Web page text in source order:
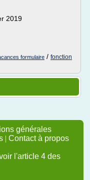
2019
formulaire / fonction
générales
| Contact à propos
l'article 4 des